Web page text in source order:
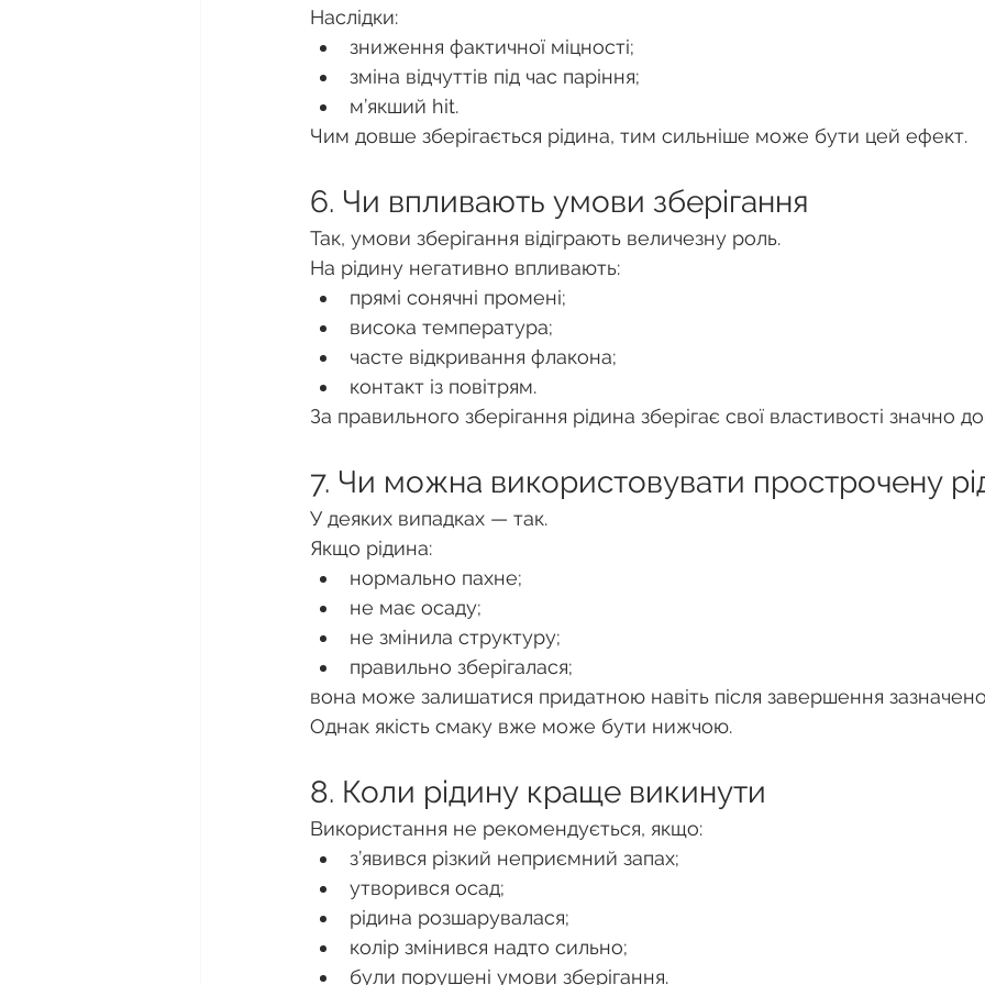
Наслідки:
зниження фактичної міцності;
зміна відчуттів під час паріння;
м’якший hit.
Чим довше зберігається рідина, тим сильніше може бути цей ефект.
6. Чи впливають умови зберігання
Так, умови зберігання відіграють величезну роль.
На рідину негативно впливають:
прямі сонячні промені;
висока температура;
часте відкривання флакона;
контакт із повітрям.
За правильного зберігання рідина зберігає свої властивості значно
7. Чи можна використовувати прострочену
У деяких випадках — так.
Якщо рідина:
нормально пахне;
не має осаду;
не змінила структуру;
правильно зберігалася;
вона може залишатися придатною навіть після завершення
Однак якість смаку вже може бути нижчою.
8. Коли рідину краще викинути
Використання не рекомендується, якщо:
з’явився різкий неприємний запах;
утворився осад;
рідина розшарувалася;
колір змінився надто сильно;
були порушені умови зберігання.